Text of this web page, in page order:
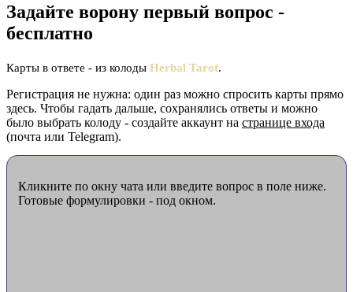
Задайте ворону первый вопрос -
бесплатно
Карты в ответе - из колоды Herbal Tarot.
Регистрация не нужна: один раз можно спросить карты прямо
здесь. Чтобы гадать дальше, сохранялись ответы и можно
было выбрать колоду - создайте аккаунт на странице входа
(почта или Telegram).
Кликните по окну чата или введите вопрос в поле ниже.
Готовые формулировки - под окном.